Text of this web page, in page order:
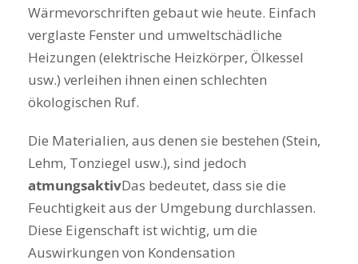
Wärmevorschriften gebaut wie heute. Einfach
verglaste Fenster und umweltschädliche
Heizungen (elektrische Heizkörper, Ölkessel
usw.) verleihen ihnen einen schlechten
ökologischen Ruf.
Die Materialien, aus denen sie bestehen (Stein,
Lehm, Tonziegel usw.), sind jedoch
atmungsaktivDas bedeutet, dass sie die
Feuchtigkeit aus der Umgebung durchlassen.
Diese Eigenschaft ist wichtig, um die
Auswirkungen von Kondensation